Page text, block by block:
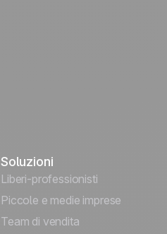
Soluzioni
Liberi-professionisti
Piccole e medie imprese
Team di vendita